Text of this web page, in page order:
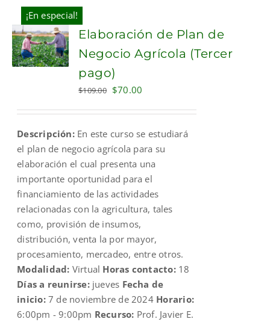
¡En especial!
ADD TO
CART
Elaboración de Plan de
Negocio Agrícola (Tercer
pago)
$109.00 Original
$109.00.
$70.00
$70.00.
Descripción:En este curso se estudiará
el plan de negocio agrícola para su
elaboración el cual presenta una
importante oportunidad para el
financiamiento de las actividades
relacionadas con la agricultura, tales
como, provisión de insumos,
distribución, venta la por mayor,
procesamiento, mercadeo, entre otros.
Modalidad: Virtual Horas contacto:18
Días a reunirse: jueves Fecha de
inicio: 7 de noviembre de 2024 Horario:
6:00pm - 9:00pm Recurso: Prof. Javier E.